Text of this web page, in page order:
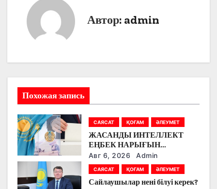
и
я
п
о
з
Автор: admin
Похожая запись
САЯСАТ ҚОҒАМ ӘЛЕУМЕТ
ЖАСАНДЫ ИНТЕЛЛЕКТ
ЕҢБЕК НАРЫҒЫН
ӨЗГЕРТУДЕ: ПАРТИЯЛАР
БІЛІМ БЕРУ МЕН БОЛАШАҚ
МАМАНДЫҚТАРДЫ
ТАЛҚЫЛАДЫ
Авг 6, 2026 Admin
САЯСАТ ҚОҒАМ ӘЛЕУМЕТ
Сайлаушылар нені білуі керек?